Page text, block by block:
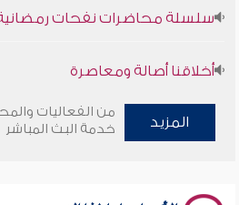
سلسلة محاضرات نفحات رمضانية
أخلاقنا أصالة ومعاصرة
وأمنهم من خوف 9
المزيد
من الفعاليات
خدمة البث المباشر